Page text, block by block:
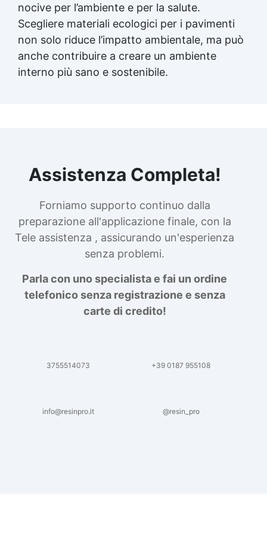
nocive per l’ambiente e per la salute.
Scegliere materiali ecologici per i pavimenti
non solo riduce l’impatto ambientale, ma può
anche contribuire a creare un ambiente
interno più sano e sostenibile.
Assistenza Completa!
Forniamo supporto continuo dalla
preparazione all'applicazione finale, con la
Tele assistenza , assicurando un'esperienza
senza problemi.
Parla con uno specialista e fai un ordine
telefonico senza registrazione e senza
carte di credito!
3755514073 +39 0187 955108
info@resinpro.it @resin_pro